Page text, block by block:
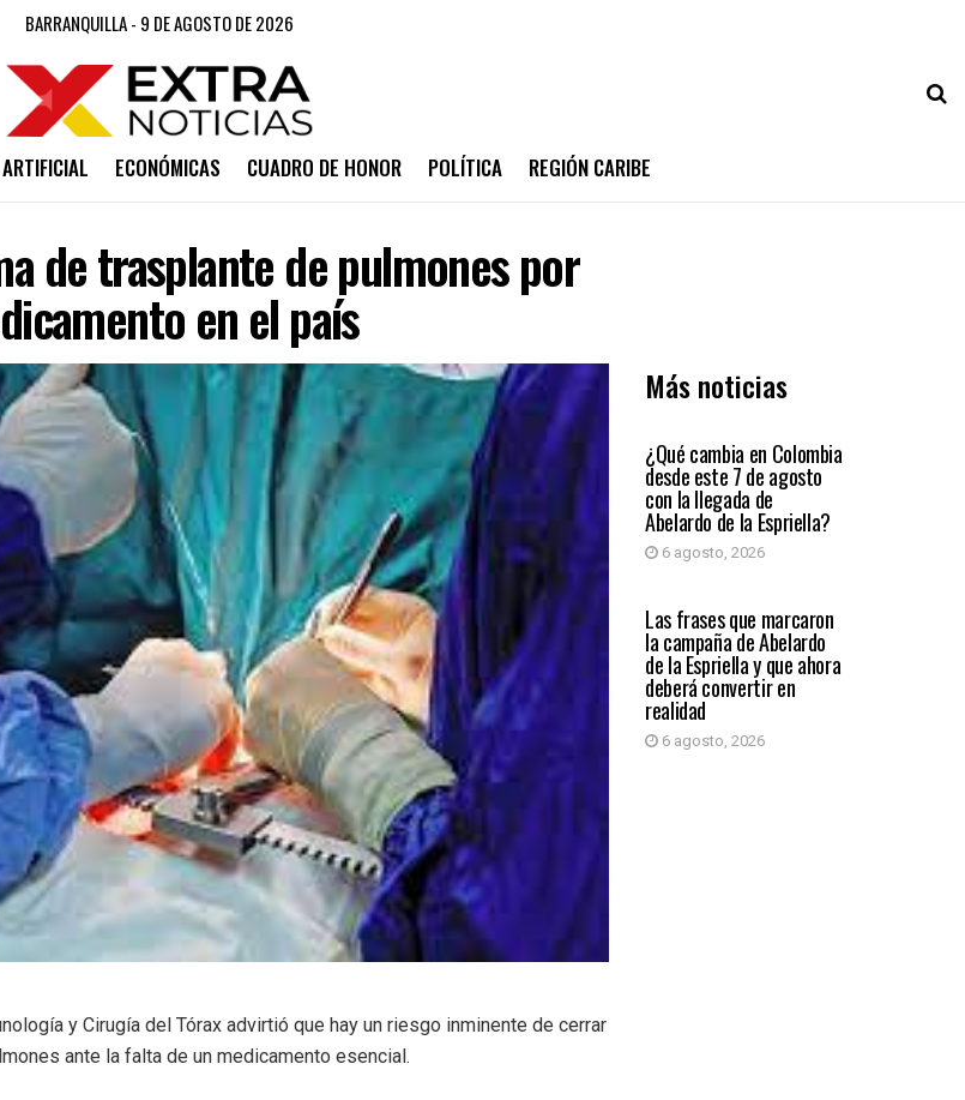
BARRANQUILLA - 9 DE AGOSTO DE 2026
ECONÓMICAS CUADRO DE HONOR POLÍTICA REGIÓN CARIBE
de trasplante de pulmones por
en el país
Más noticias
PRIMER PLANO
¿Qué cambia en Colombia
desde este 7 de agosto
con la llegada de
Abelardo de la Espriella?
6 agosto, 2026
PRIMER PLANO
Las frases que marcaron
la campaña de Abelardo
de la Espriella y que ahora
deberá convertir en
realidad
6 agosto, 2026
y Cirugía del Tórax advirtió que hay un riesgo inminente de cerrar
ante la falta de un medicamento esencial.